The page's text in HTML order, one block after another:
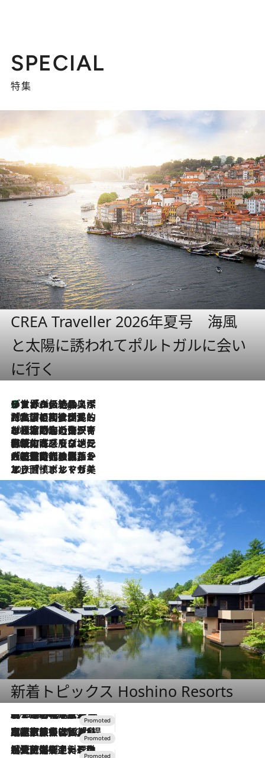
SPECIAL
特集
CREA Traveller 2026年夏号 海風
と太陽に誘われてポルトガルに会い
に行く
9 Hours Ago
リスボンの絶品スイーツ「パステル・デ・ナタ」とは？ポルトガル伝統の奥深い世界へ
2026.7.27
「私の祖国はポルトガル語です」国民的詩人フェルナンド・ペソアと、彼が愛した文学の街を歩く
2026.7.26
ポルトガル近海が育む極上の海の幸。キリリと冷えた白ワインと愉しむ、シーフード専門店の贅沢
2026.7.22
伝統の味をモダンに昇華。高感度な地元客が集う、リスボンの最旬ガストロノミー
2026.7.21
大航海時代の栄華から、震災、独裁、そして革命へ。ポルトガル・首都リスボンの石畳に刻まれた「歴史の光と影」
2026.7.13
エッセイ・ヤマザキマリ「慎ましくも美しき国 ポルトガル」
新着トピックス Hoshino Resorts
2026.8.7
【トンボの足水浴】ヒノキの香りに包まれて涼感マックス！約13℃の湧水かけ流しを避暑地「星野温泉 トンボの湯」で体験
2026.7.31
【ホテル帰省】という選択肢をOMOが提案。家族とほどよい距離を保つには「昼は実家、夜は気兼ねなくホテルで！」
2026.7.24
【夏限定ディナーコース】旬を迎える稚鮎や花ズッキーニなどをイタリア・トスカーナの郷土料理の手法で満喫！